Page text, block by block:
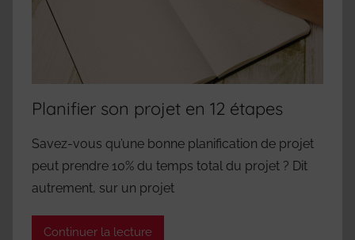
Planifier son projet en 12 étapes
Savez-vous qu’une bonne planification de projet
peut prendre 10% du temps total du projet ? Dit
autrement, sur un projet
Continuer la lecture